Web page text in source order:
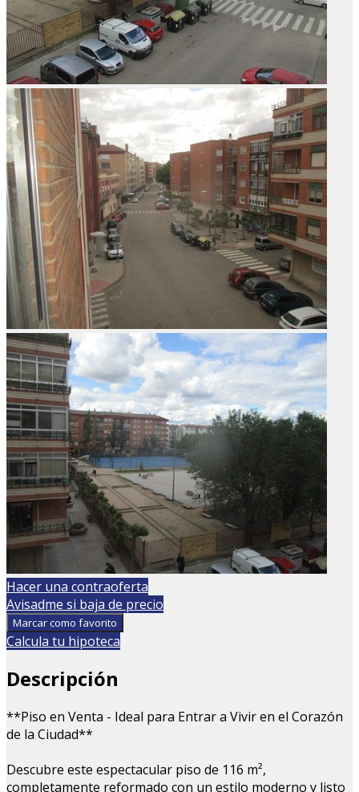
Hacer una contraoferta
Avisadme si baja de precio
Marcar como favorito
Calcula tu hipoteca
Descripción
**Piso en Venta - Ideal para Entrar a Vivir en el Corazón
de la Ciudad**
Descubre este espectacular piso de 116 m²,
completamente reformado con un estilo moderno y listo